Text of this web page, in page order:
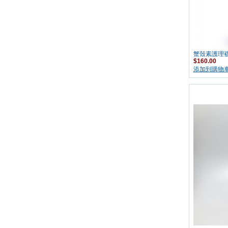
蟹殼素護理
$160.00
添加到購物